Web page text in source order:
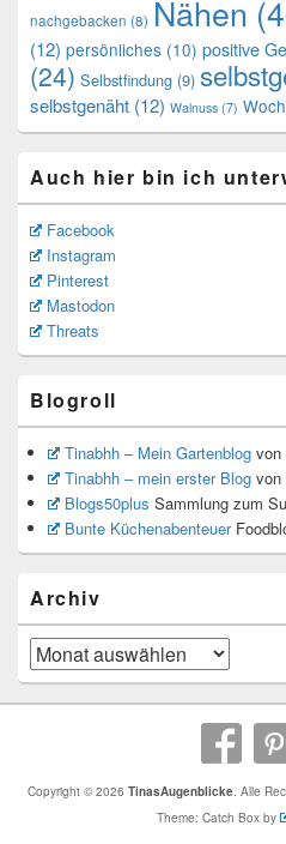
nachgebacken (8) Nähen
(12) persönliches (10) positive
(24) Selbstfindung (9)
selbstgenäht (12) Walnuss (7)
Auch hier bin ich
Facebook
Instagram
Pinterest
Mastodon
Threats
Blogroll
Tinabhh – Mein Gartenblogvon
Tinabhh – mein erster Blogvon
Blogs50plus Sammlung zum
Bunte Küchenabenteuer
Archiv
Archiv
Copyright © 2026 TinasAugenblicke. Alle
Theme: Catch Box by